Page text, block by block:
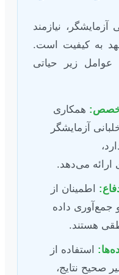
آزمایشگر، نیازمند
به کیفیت است.
عوامل زیر حیاتی
همکاری
آزمایشگر
ارائه می‌دهد.
اطمینان از
جمع‌آوری داده
هستند.
استفاده از
صحیح نتایج،